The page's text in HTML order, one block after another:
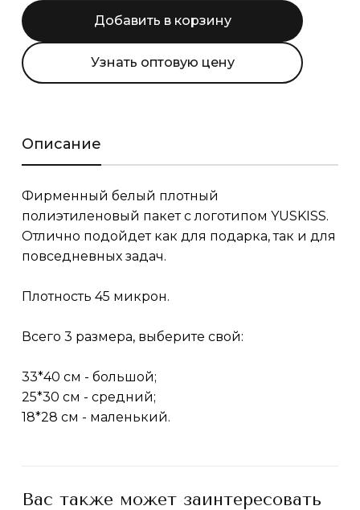
Добавить в корзину
Узнать оптовую цену
Описание
Фирменный белый плотный
полиэтиленовый пакет с логотипом YUSKISS.
Отлично подойдет как для подарка, так и для
повседневных задач.
Плотность 45 микрон.
Всего 3 размера, выберите свой:
33*40 см - большой;
25*30 см - средний;
18*28 см - маленький.
Вас также может заинтересовать